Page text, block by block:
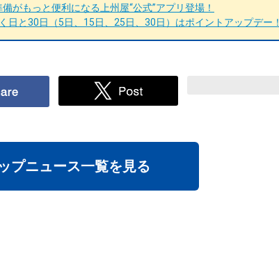
がもっと便利になる上州屋“公式”アプリ登場！
日と30日（5日、15日、25日、30日）はポイントアップデー！
プニュース一覧を見る